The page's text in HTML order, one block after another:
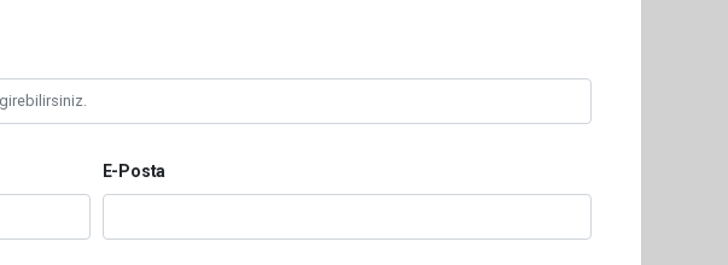
E-Posta